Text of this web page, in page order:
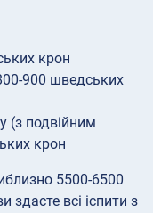
крон
900 шведських
(з подвійним
крон
5500-6500
всі іспити з